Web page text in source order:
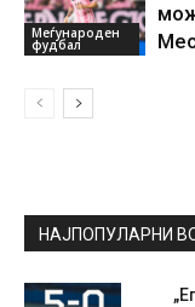
Меѓународен
фудбал
НАЈПОПУЛАРНИ